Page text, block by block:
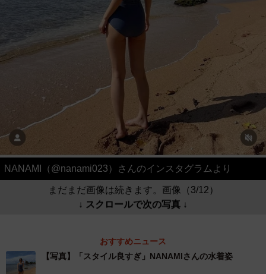
NANAMI（@nanami023）さんのインスタグラムより
まだまだ画像は続きます。画像（3/12）
↓ スクロールで次の写真 ↓
おすすめニュース
【写真】「スタイル良すぎ」NANAMIさんの水着姿